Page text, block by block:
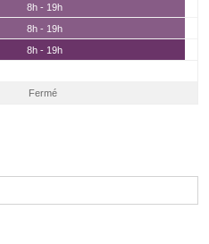
8h - 19h
8h - 19h
8h - 19h
Fermé